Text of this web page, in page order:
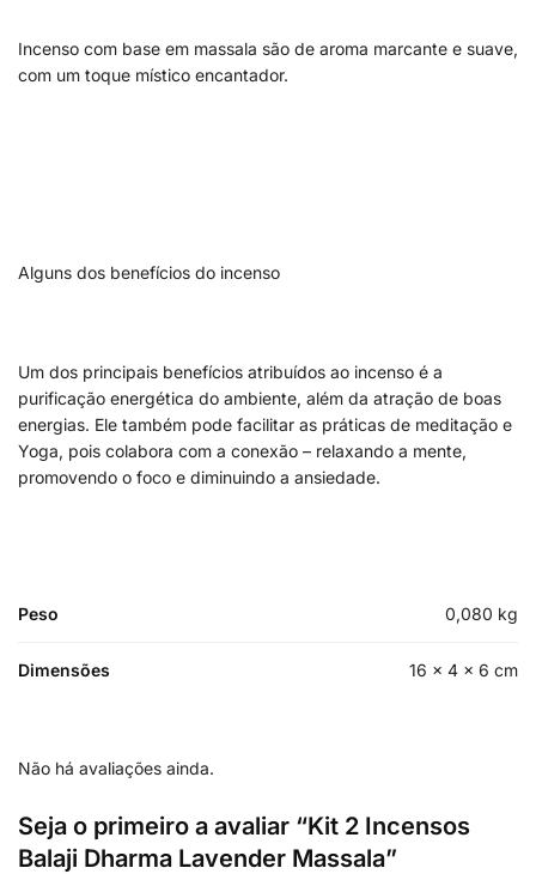
Incenso com base em massala são de aroma marcante e suave,
com um toque místico encantador.
Alguns dos benefícios do incenso
Um dos principais benefícios atribuídos ao incenso é a
purificação energética do ambiente, além da atração de boas
energias. Ele também pode facilitar as práticas de meditação e
Yoga, pois colabora com a conexão – relaxando a mente,
promovendo o foco e diminuindo a ansiedade.
Peso 0,080 kg
Dimensões 16 × 4 × 6 cm
Não há avaliações ainda.
Seja o primeiro a avaliar “Kit 2 Incensos
Balaji Dharma Lavender Massala”